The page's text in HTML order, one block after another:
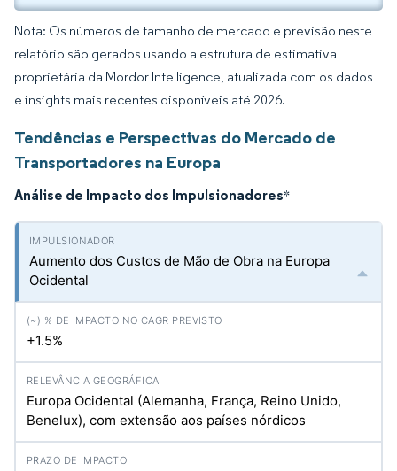
Nota: Os números de tamanho de mercado e previsão neste
relatório são gerados usando a estrutura de estimativa
proprietária da Mordor Intelligence, atualizada com os dados
e insights mais recentes disponíveis até 2026.
Tendências e Perspectivas do Mercado de
Transportadores na Europa
Análise de Impacto dos Impulsionadores*
Aumento dos Custos de Mão de Obra na Europa
Ocidental
+1.5%
Europa Ocidental (Alemanha, França, Reino Unido,
Benelux), com extensão aos países nórdicos